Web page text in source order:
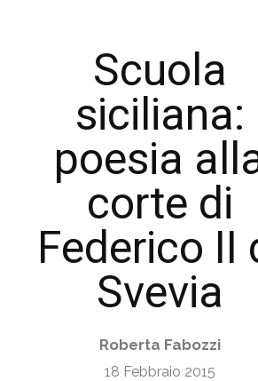
Scuola
siciliana:
poesia
corte di
Federico II
Svevia
Roberta Fabozzi
18 Febbraio 2015